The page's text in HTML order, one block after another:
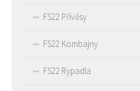
FS22 Přívěsy
FS22 Kombajny
FS22 Rypadla